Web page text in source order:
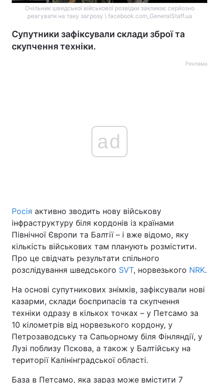
Очільник шведської військової розвідки закликає серйозно
реагувати на таку загрозу \ facebook.com_GeneralStaff.ua
Супутники зафіксували склади зброї та
скупчення техніки.
Реклама
ad
Росія активно зводить нову військову
інфраструктуру біля кордонів із країнами
Північної Європи та Балтії – і вже відомо, яку
кількість військових там планують розмістити.
Про це свідчать результати спільного
розслідування шведського SVT, норвезького NRK.
На основі супутникових знімків, зафіксували нові
казарми, склади боєприпасів та скупчення
техніки одразу в кількох точках – у Петсамо за
10 кілометрів від норвезького кордону, у
Петрозаводську та Сапьорному біля Фінляндії, у
Лузі поблизу Пскова, а також у Балтійську на
території Калінінградської області.
База в Петсамо, яка зараз може вмістити 7